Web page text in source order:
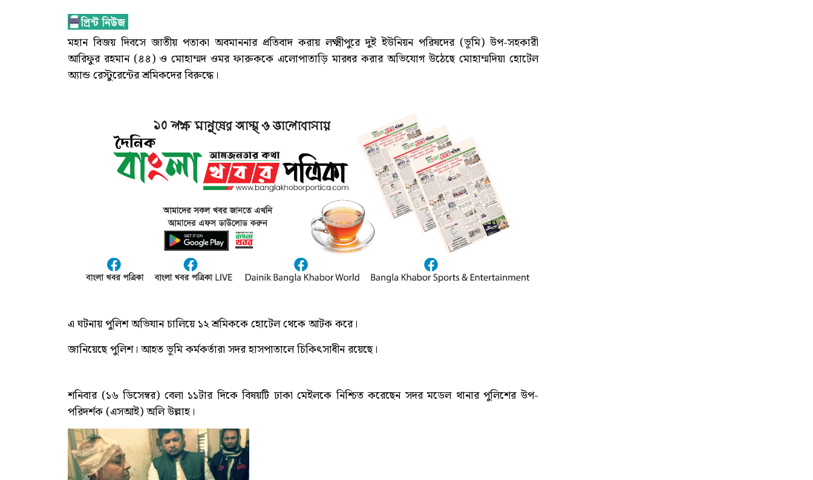
মহান বিজয় দিবসে জাতীয় পতাকা অবমাননার প্রতিবাদ করায় লক্ষ্মীপুরে দুই ইউনিয়ন পরিষদের (ভূমি) উপ-সহকারী
আরিফুর রহমান (৪৪) ও মোহাম্মদ ওমর ফারুককে এলোপাতাড়ি মারধর করার অভিযোগ উঠেছে মোহাম্মদিয়া হোটেল
অ্যান্ড রেস্টুরেন্টের শ্রমিকদের বিরুদ্ধে।
এ ঘটনায় পুলিশ অভিযান চালিয়ে ১২ শ্রমিককে হোটেল থেকে আটক করে।
জানিয়েছে পুলিশ। আহত ভূমি কর্মকর্তারা সদর হাসপাতালে চিকিৎসাধীন রয়েছে।
শনিবার (১৬ ডিসেম্বর) বেলা ১১টার দিকে বিষয়টি ঢাকা মেইলকে নিশ্চিত করেছেন সদর মডেল থানার পুলিশের উপ-
পরিদর্শক (এসআই) অলি উল্লাহ।